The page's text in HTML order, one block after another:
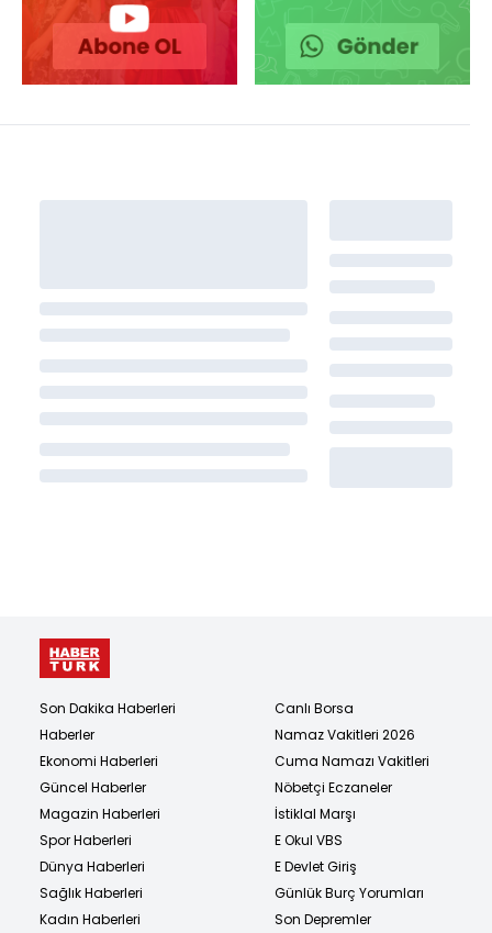
Son Dakika Haberleri
Haberler
Ekonomi Haberleri
Güncel Haberler
Magazin Haberleri
Spor Haberleri
Dünya Haberleri
Sağlık Haberleri
Kadın Haberleri
Canlı Borsa
Namaz Vakitleri 2026
Cuma Namazı Vakitleri
Nöbetçi Eczaneler
İstiklal Marşı
E Okul VBS
E Devlet Giriş
Günlük Burç Yorumları
Son Depremler